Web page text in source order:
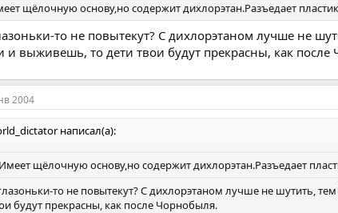
щёлочную основу,но содержит дихлорэтан.Разъедает
то не повытекут? С дихлорэтаном лучше не
и выживешь, то дети твои будут прекрасны, как после
2004
написал(а):
Имеет щёлочную основу,но содержит дихлорэтан.Разъедает
то не повытекут? С дихлорэтаном лучше не шутить,
будут прекрасны, как после Чорнобыля.